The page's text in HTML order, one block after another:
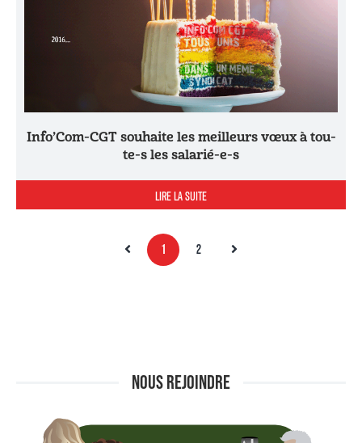
Info’Com-CGT souhaite les meilleurs vœux à tou-
te-s les salarié-e-s
LIRE LA SUITE
1 2
NOUS REJOINDRE